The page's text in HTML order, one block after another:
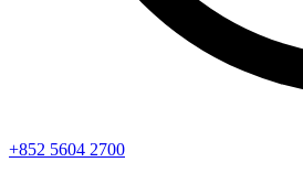
+852 5604 2700